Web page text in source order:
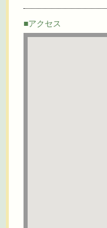
■アクセス